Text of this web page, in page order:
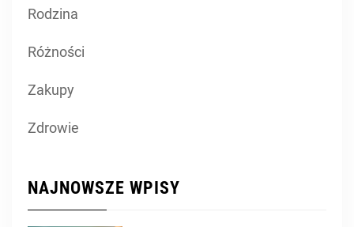
Rodzina
Różności
Zakupy
Zdrowie
NAJNOWSZE WPISY